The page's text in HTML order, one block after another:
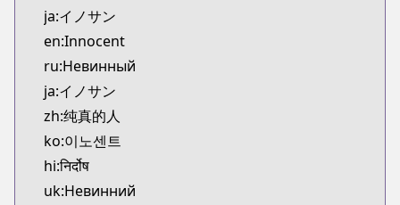
Kitsu
Kitsu
CDJapan
CDJapan
https://www.anime-planet.com/manga/https://
MangaUpdates
MangaUpdates
https://www.mangaupdates.com/
ja:イノサン
en:Innocent
ru:Невинный
ja:イノサン
zh:纯真的人
ko:이노센트
hi:निर्दोष
uk:Невинний